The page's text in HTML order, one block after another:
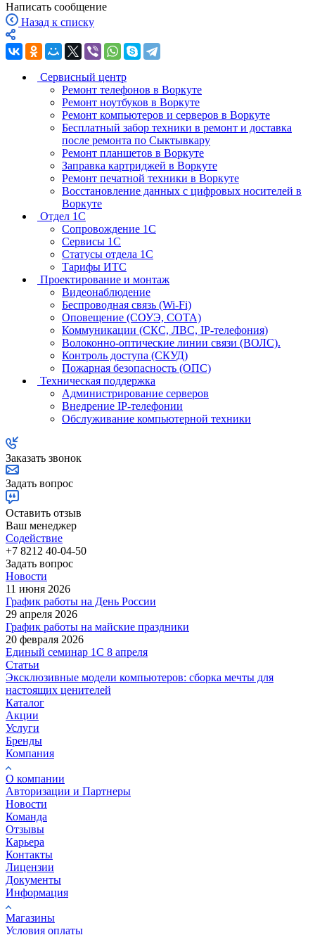
Написать сообщение
Назад к списку
Сервисный центр
Ремонт телефонов в Воркуте
Ремонт ноутбуков в Воркуте
Ремонт компьютеров и серверов в Воркуте
Бесплатный забор техники в ремонт и доставка
после ремонта по Сыктывкару
Ремонт планшетов в Воркуте
Заправка картриджей в Воркуте
Ремонт печатной техники в Воркуте
Восстановление данных с цифровых носителей в
Воркуте
Отдел 1С
Сопровождение 1С
Сервисы 1С
Статусы отдела 1С
Тарифы ИТС
Проектирование и монтаж
Видеонаблюдение
Беспроводная связь (Wi-Fi)
Оповещение (СОУЭ, СОТА)
Коммуникации (СКС, ЛВС, IP-телефония)
Волоконно-оптические линии связи (ВОЛС).
Контроль доступа (СКУД)
Пожарная безопасность (ОПС)
Техническая поддержка
Администрирование серверов
Внедрение IP-телефонии
Обслуживание компьютерной техники
Заказать звонок
Задать вопрос
Оставить отзыв
Ваш менеджер
Содействие
+7 8212 40-04-50
Задать вопрос
Новости
11 июня 2026
График работы на День России
29 апреля 2026
График работы на майские праздники
20 февраля 2026
Единый семинар 1С 8 апреля
Статьи
Эксклюзивные модели компьютеров: сборка мечты для
настоящих ценителей
Каталог
Акции
Услуги
Бренды
Компания
О компании
Авторизации и Партнеры
Новости
Команда
Отзывы
Карьера
Контакты
Лицензии
Документы
Информация
Магазины
Условия оплаты